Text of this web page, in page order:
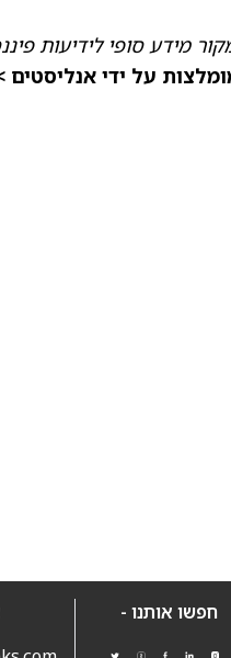
מידע סופי לידיעות
על ידי אנליסטים
חפשו אותנו -